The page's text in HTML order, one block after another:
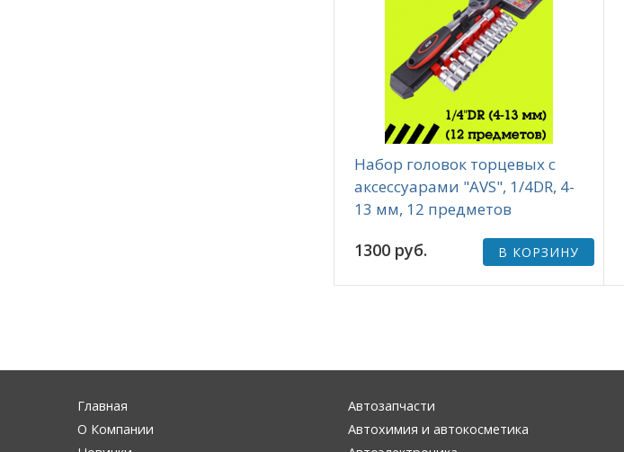
Набор головок торцевых с
аксессуарами "AVS", 1/4DR, 4-
13 мм, 12 предметов
1300 руб. В КОРЗИНУ
Главная
О Компании
Автозапчасти
Автохимия и автокосметика